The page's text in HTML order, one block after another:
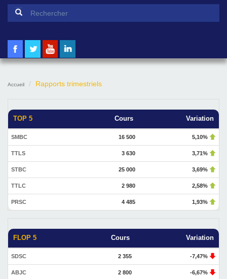
Formulaire de recherche
Accueil Rapports trimestriels
TOP 5 Cours Variation
SMBC 16 500 5,10%
TTLS 3 630 3,71%
STBC 25 000 3,69%
TTLC 2 980 2,58%
PRSC 4 485 1,93%
FLOP 5 Cours Variation
SDSC 2 355 -7,47%
ABJC 2 800 -6,67%